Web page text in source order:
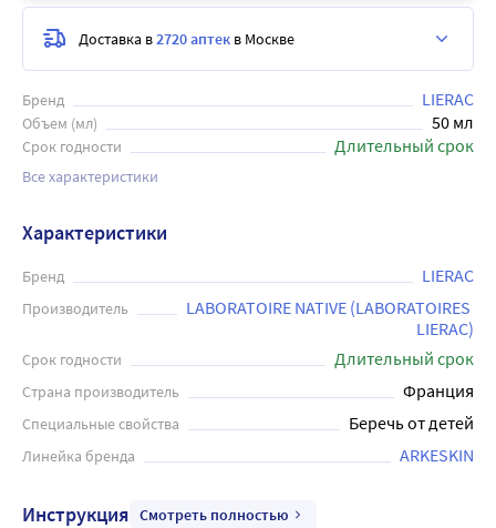
Бренд LIERAC
Объем (мл) 50 мл
Срок годности Длительный срок
Все характеристики
Доставка в2720 аптек в Москве
Характеристики
Бренд LIERAC
Производитель
LABORATOIRE NATIVE (LABORATOIRES
LIERAC)
Срок годности Длительный срок
Страна производитель Франция
Специальные свойства Беречь от детей
Линейка бренда ARKESKIN
Инструкция Смотреть полностью